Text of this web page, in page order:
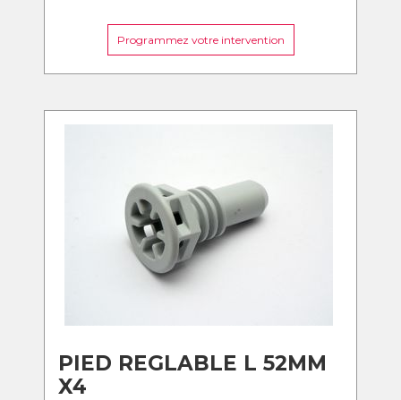
Programmez votre intervention
PIED REGLABLE L 52MM
X4